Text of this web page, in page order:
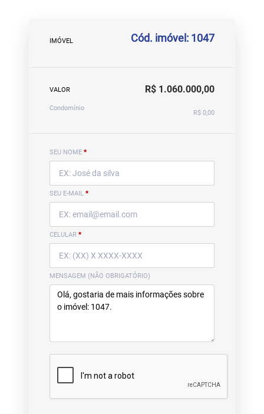
IMÓVEL Cód. imóvel: 1047
VALOR R$ 1.060.000,00
Condomínio
R$ 0,00
SEU NOME *
SEU E-MAIL *
CELULAR *
MENSAGEM (NÃO OBRIGATÓRIO)